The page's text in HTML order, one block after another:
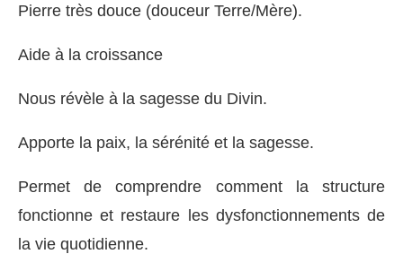
Pierre très douce (douceur Terre/Mère).
Aide à la croissance
Nous révèle à la sagesse du Divin.
Apporte la paix, la sérénité et la sagesse.
Permet de comprendre comment la structure
fonctionne et restaure les dysfonctionnements de
la vie quotidienne.